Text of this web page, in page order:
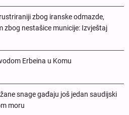
zbog iranske odmazde,
zbog nestašice municije: Izvještaj
Erbeina u Komu
snage gađaju još jedan saudijski
moru